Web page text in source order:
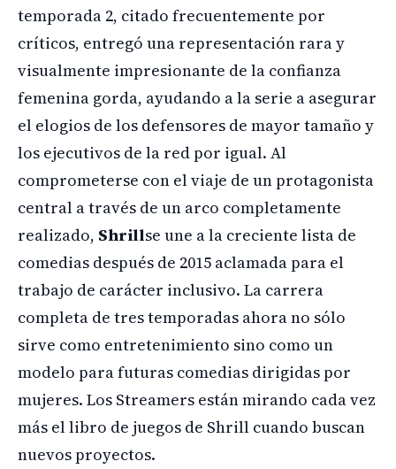
temporada 2, citado frecuentemente por
críticos, entregó una representación rara y
visualmente impresionante de la confianza
femenina gorda, ayudando a la serie a asegurar
el elogios de los defensores de mayor tamaño y
los ejecutivos de la red por igual. Al
comprometerse con el viaje de un protagonista
central a través de un arco completamente
realizado, Shrillse une a la creciente lista de
comedias después de 2015 aclamada para el
trabajo de carácter inclusivo. La carrera
completa de tres temporadas ahora no sólo
sirve como entretenimiento sino como un
modelo para futuras comedias dirigidas por
mujeres. Los Streamers están mirando cada vez
más el libro de juegos de Shrill cuando buscan
nuevos proyectos.